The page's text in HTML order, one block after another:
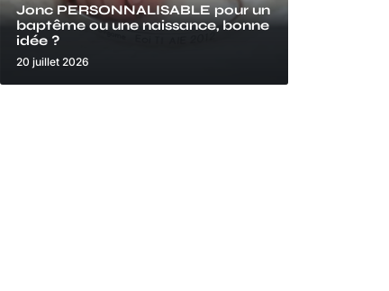
Jonc PERSONNALISABLE pour un
baptême ou une naissance, bonne
idée ?
20 juillet 2026